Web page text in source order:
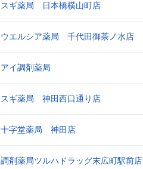
スギ薬局 日本橋横山町店
ウエルシア薬局 千代田御茶ノ水店
アイ調剤薬局
スギ薬局 神田西口通り店
十字堂薬局 神田店
調剤薬局ツルハドラッグ末広町駅前店